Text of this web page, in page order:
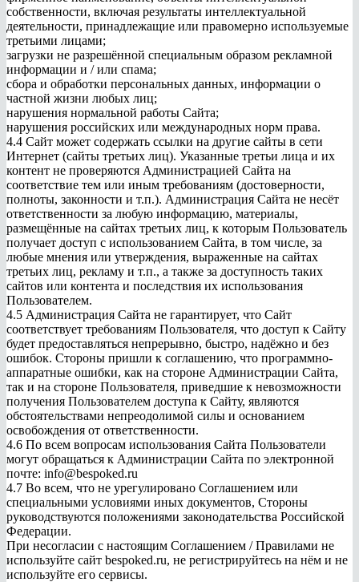
собственности, включая результаты интеллектуальной
деятельности, принадлежащие или правомерно используемые
третьими лицами;
загрузки не разрешённой специальным образом рекламной
информации и / или спама;
сбора и обработки персональных данных, информации о
частной жизни любых лиц;
нарушения нормальной работы Сайта;
нарушения российских или международных норм права.
4.4 Сайт может содержать ссылки на другие сайты в сети
Интернет (сайты третьих лиц). Указанные третьи лица и их
контент не проверяются Администрацией Сайта на
соответствие тем или иным требованиям (достоверности,
полноты, законности и т.п.). Администрация Сайта не несёт
ответственности за любую информацию, материалы,
размещённые на сайтах третьих лиц, к которым Пользователь
получает доступ с использованием Сайта, в том числе, за
любые мнения или утверждения, выраженные на сайтах
третьих лиц, рекламу и т.п., а также за доступность таких
сайтов или контента и последствия их использования
Пользователем.
4.5 Администрация Сайта не гарантирует, что Сайт
соответствует требованиям Пользователя, что доступ к Сайту
будет предоставляться непрерывно, быстро, надёжно и без
ошибок. Стороны пришли к соглашению, что программно-
аппаратные ошибки, как на стороне Администрации Сайта,
так и на стороне Пользователя, приведшие к невозможности
получения Пользователем доступа к Сайту, являются
обстоятельствами непреодолимой силы и основанием
освобождения от ответственности.
4.6 По всем вопросам использования Сайта Пользователи
могут обращаться к Администрации Сайта по электронной
почте: info@bespoked.ru
4.7 Во всем, что не урегулировано Соглашением или
специальными условиями иных документов, Стороны
руководствуются положениями законодательства Российской
Федерации.
При несогласии с настоящим Соглашением / Правилами не
используйте сайт bespoked.ru, не регистрируйтесь на нём и не
используйте его сервисы.
ChatApp
online
Мессенджеры
Свяжитесь с нами через любой удобный
мессенджер!
Telegram Max Bot
VK